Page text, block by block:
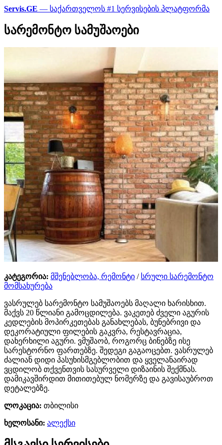
Servis.GE — საქართველოს #1 სერვისების პლატფორმა
სარემონტო სამუშაოები
კატეგორია: მშენებლობა, რემონტი / სრული სარემონტო
მომსახურება
ვასრულებ სარემონტო სამუშაოებს მაღალი ხარისხით.
მაქვს 20 წლიანი გამოცდილება. ვაკეთებ ძველი აგურის
კედლების მოპირკეთებას განახლებას, ბუნებრივი და
დეკორატიული ფილების გაკვრა, რესტავრაცია,
დახერხილი აგური. ვმუშაობ, როგორც ბინებზე ისე
სარესტორნო ფართებზე. შედეგი გაგაოცებთ. ვასრულებ
ძალიან დიდი პასუხისმგებლობით და ყველანაირად
ვცდილობ თქვენთვის სასურველი დიზაინის შექმნას.
დამიკავშირდით მითითებულ ნომერზე და გავისაუბროთ
დეტალებზე.
ლოკაცია: თბილისი
ხელოსანი: ალექსი